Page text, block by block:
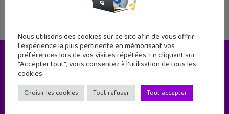
Le magazine
Nous utilisons des cookies sur ce site afin de vous offrir
l'expérience la plus pertinente en mémorisant vos
préférences lors de vos visites répétées. En cliquant sur
"Accepter tout", vous consentez à l'utilisation de tous les
cookies.
Choisir les cookies Tout refuser Tout accepter